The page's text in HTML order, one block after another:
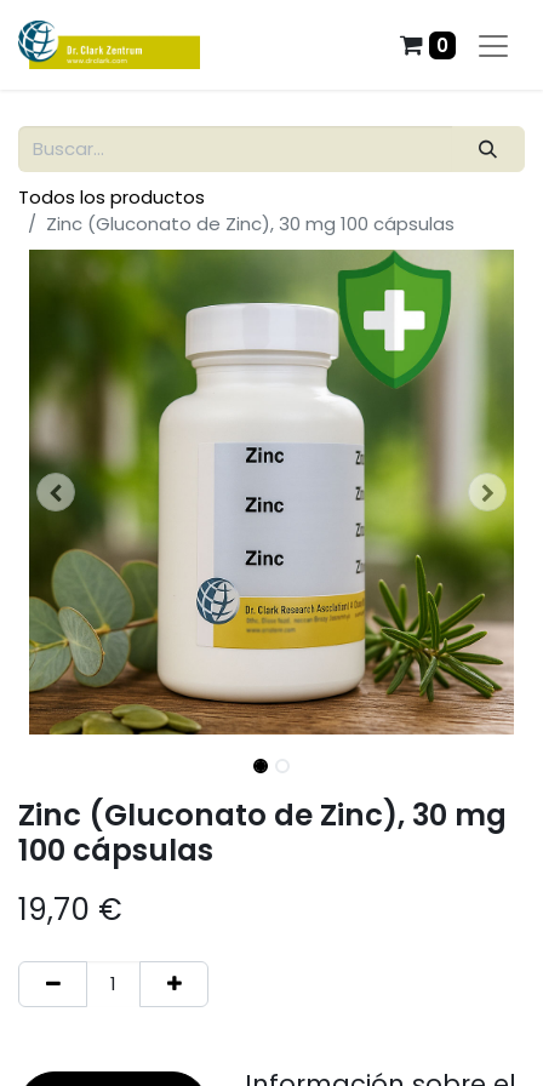
0
Todos los productos
Zinc (Gluconato de Zinc), 30 mg 100 cápsulas
Zinc (Gluconato de Zinc), 30 mg
100 cápsulas
19,70 €